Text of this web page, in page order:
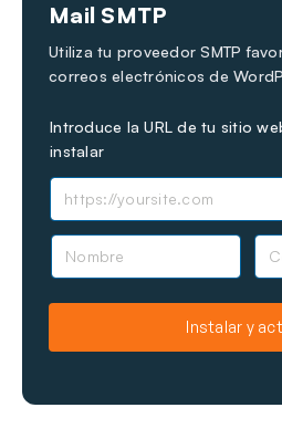
Mail SMTP
Utiliza tu proveedor SMTP
correos electrónicos de
Introduce la URL de tu sitio
instalar
N
C
Instalar y